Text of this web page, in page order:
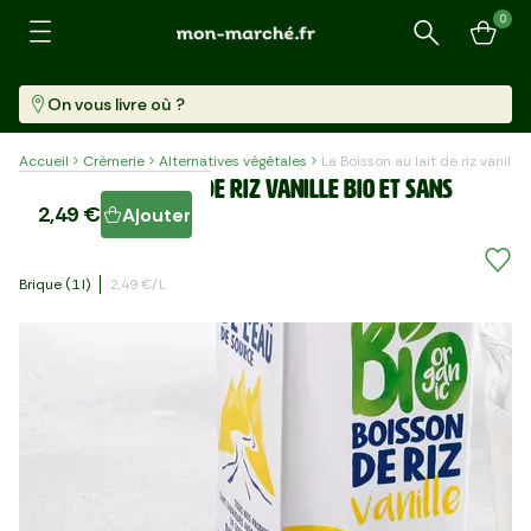
Recherche
0
On vous livre où ?
Accueil Crèmerie Alternatives végétales La Boisson au lait de riz vanille
La Boisson au lait de riz vanille BIO et sans
gluten
Brique (1 L) 2,49 €/l
2,49 € Ajouter